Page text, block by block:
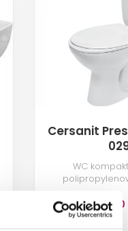
Cersanit
WC
571,40